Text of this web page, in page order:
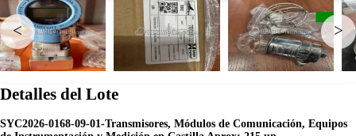
< >
Detalles del Lote
SYC2026-0168-09-01-Transmisores, Módulos de Comunicación, Equipos